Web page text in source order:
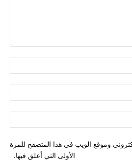
وموقع الويب في هذا المتصفح للمرة
الأولى التي أعلق فيها.